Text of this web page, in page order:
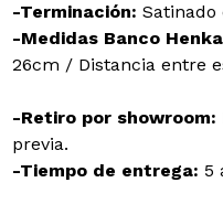
-Terminación:
-Medidas Banco
26cm / Distancia entre
-Retiro por showroom:
previa.
-Tiempo de entrega: 5